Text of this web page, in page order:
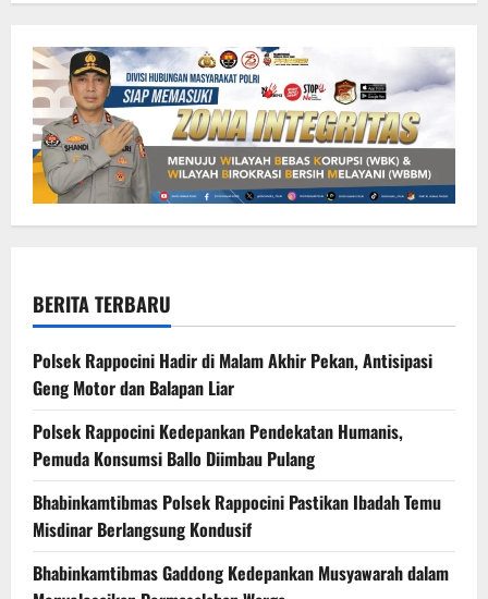
BERITA TERBARU
Polsek Rappocini Hadir di Malam Akhir Pekan, Antisipasi
Geng Motor dan Balapan Liar
Polsek Rappocini Kedepankan Pendekatan Humanis,
Pemuda Konsumsi Ballo Diimbau Pulang
Bhabinkamtibmas Polsek Rappocini Pastikan Ibadah Temu
Misdinar Berlangsung Kondusif
Bhabinkamtibmas Gaddong Kedepankan Musyawarah dalam